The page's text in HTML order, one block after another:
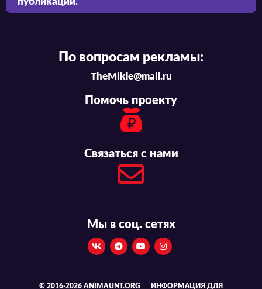
По вопросам рекламы:
TheMikle@mail.ru
Помочь проекту
Связаться с нами
Мы в соц. сетях
© 2016-2026 ANIMAUNT.ORG ИНФОРМАЦИЯ ДЛЯ